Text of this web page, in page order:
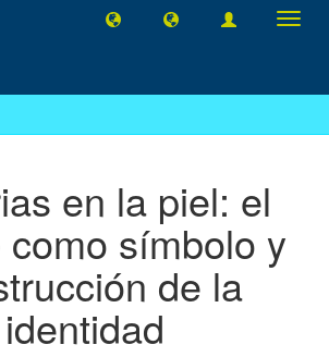
en la piel: el
símbolo y
de la
identidad